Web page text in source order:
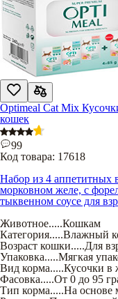
Optimeal Cat Mix
кошек
99
Код товара: 17618
Набор из 4 аппетитных
морковном желе, с
тыквенном соусе для
Животное.....Кошкам
Категория.....Влажный
Возраст кошки.....Для
Упаковка.....Мягкая
Вид корма.....Кусочки в
Фасовка.....От 0 до 95
Тип корма.....На основе